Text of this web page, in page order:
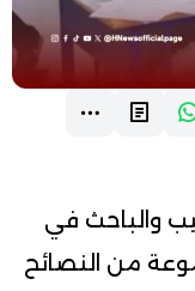
والباحث في
من النصائح